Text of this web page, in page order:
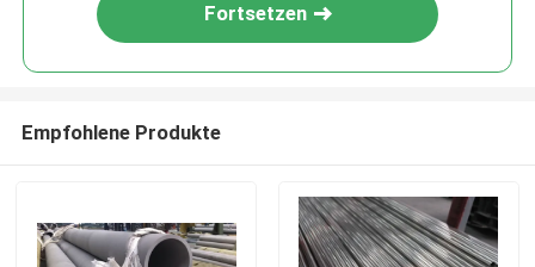
Fortsetzen
Empfohlene Produkte